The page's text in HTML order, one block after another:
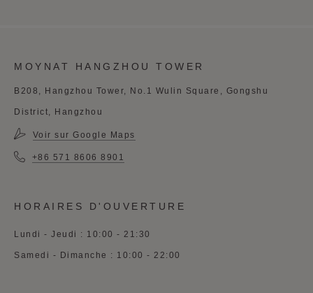
MOYNAT HANGZHOU TOWER
B208, Hangzhou Tower, No.1 Wulin Square, Gongshu
District, Hangzhou
Voir sur Google Maps
+86 571 8606 8901
HORAIRES D'OUVERTURE
Lundi - Jeudi : 10:00 - 21:30
Samedi - Dimanche : 10:00 - 22:00